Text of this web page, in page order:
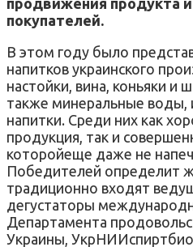
покупателей.
В этом году было
напитков украинского
настойки, вина, коньяки и
также минеральные воды,
напитки. Среди них как
продукция, так и
которойеще даже не
Победителей определит
традиционно входят
дегустаторы
Департамента
Украины,